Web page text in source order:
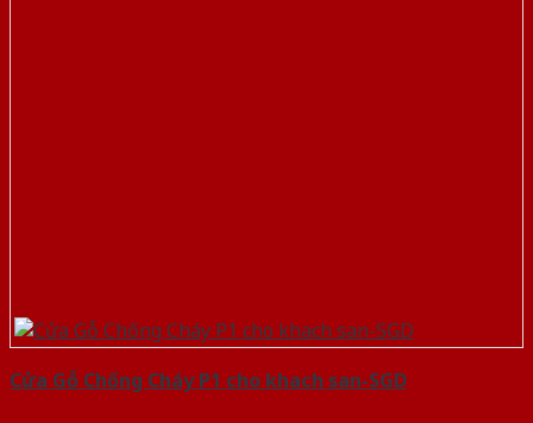
Cửa Gỗ Chống Cháy P1 cho khach san-SGD